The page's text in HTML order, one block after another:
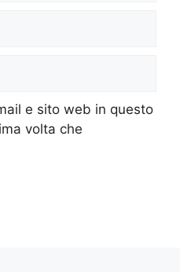
e sito web in questo
volta che